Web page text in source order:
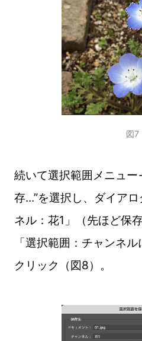
図7
続いて選択範囲メニュ
存...”を選択し、ダイア
ネル：花1」（先ほど保
「選択範囲：チャンネ
クリック（図8）。